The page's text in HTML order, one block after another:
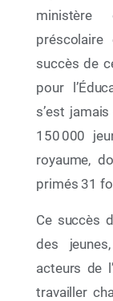
«
au
2025-2026
ministère
succès de
pour
s’est
150 000
royaume,
primés 31
Ce succès
des
acteurs de
travailler